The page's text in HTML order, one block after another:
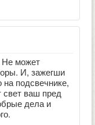
Не может
И, зажегши
подсвечнике,
свет ваш пред
дела и